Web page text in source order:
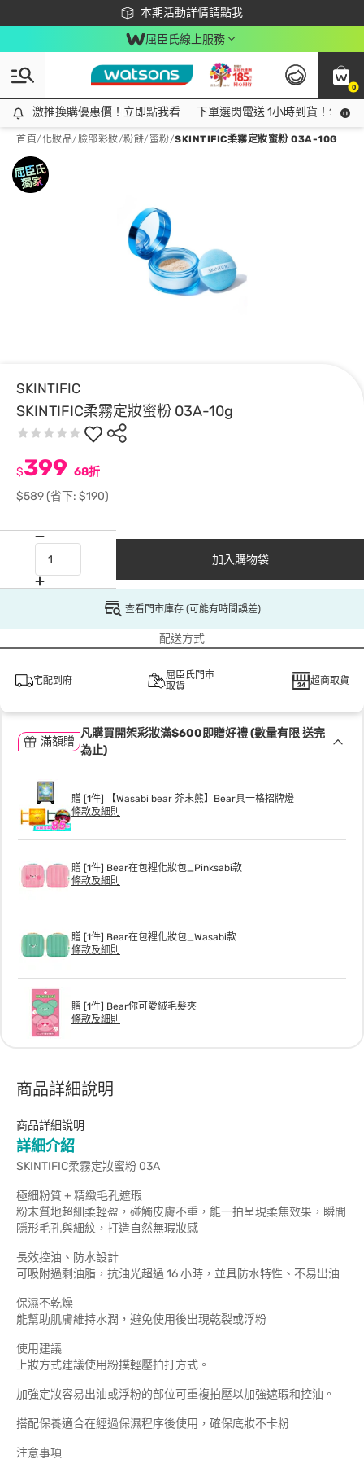
本期活動詳情請點我
下載app最高回饋$350
屈臣氏線上服務
0
激推換購優惠價！立即點我看
激推換購優惠價！立即點我看 下單選閃電送 1小時到貨！領神
首頁/化妝品/臉部彩妝/粉餅/蜜粉/SKINTIFIC柔霧定妝蜜粉 03A-10G
SKINTIFIC
SKINTIFIC柔霧定妝蜜粉 03A-10g
$399 68折
$589(省下: $190)
加入購物袋
查看門市庫存 (可能有時間誤差)
配送方式
宅配到府
屈臣氏門市
取貨
超商取貨
滿額贈
凡購買開架彩妝滿$600即贈好禮 (數量有限 送完
為止)
贈 [1件] 【Wasabi bear 芥末熊】Bear具一格招牌燈
條款及細則
贈 [1件] Bear在包裡化妝包_Pinksabi款
條款及細則
贈 [1件] Bear在包裡化妝包_Wasabi款
條款及細則
贈 [1件] Bear你可愛絨毛髮夾
條款及細則
商品詳細說明
商品詳細說明
詳細介紹
SKINTIFIC柔霧定妝蜜粉 03A
極細粉質 + 精緻毛孔遮瑕
粉末質地超細柔輕盈，碰觸皮膚不重，能一拍呈現柔焦效果，瞬間
隱形毛孔與細紋，打造自然無瑕妝感
長效控油、防水設計
可吸附過剩油脂，抗油光超過 16 小時，並具防水特性、不易出油
保濕不乾燥
能幫助肌膚維持水潤，避免使用後出現乾裂或浮粉
使用建議
上妝方式建議使用粉撲輕壓拍打方式。
加強定妝容易出油或浮粉的部位可重複拍壓以加強遮瑕和控油。
搭配保養適合在經過保濕程序後使用，確保底妝不卡粉
注意事項